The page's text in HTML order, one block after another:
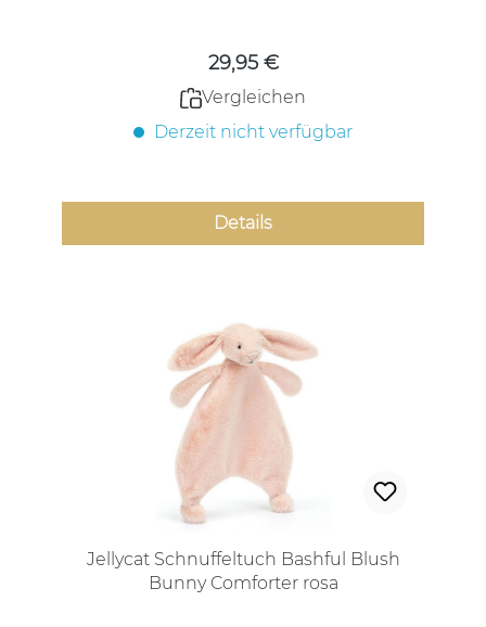
29,95 €
Vergleichen
Derzeit nicht verfügbar
Details
Jellycat Schnuffeltuch Bashful Blush
Bunny Comforter rosa